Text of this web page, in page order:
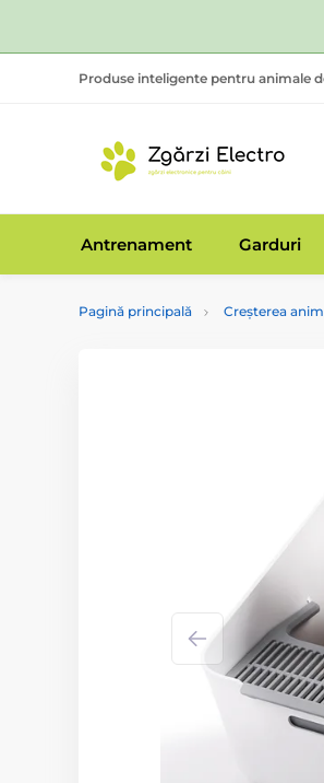
Produse inteligente pentru animale
Antrenament Garduri
Pagină principală Creșterea